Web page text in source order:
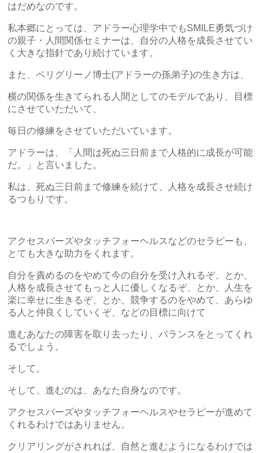
はだめなのです。
私本郷にとっては、アドラー心理学中でもSMILE勇気づけ
の親子・人間関係セミナーは、自分の人格を成長させてい
く大きな指針であり続けています。
また、ペリグリーノ博士(アドラーの孫弟子)の生き方は、
横の関係を生きてられる人間としてのモデルであり、目標
にさせていただいて、
毎日の修練をさせていただいています。
アドラーは、「人間は死ぬ三日前まで人格的に成長が可能
だ。」と言いました。
私は、死ぬ三日前まで修練を続けて、人格を成長させ続け
るつもりです。
アクセスバーズやタッチフォーヘルスなどのセラピーも、
とても大きな助力をくれます。
自分を責めるのをやめて今の自分を受け入れるぞ、とか、
人格を成長させてもっと人に優しくなるぞ、とか、人生を
楽に幸せに生きるぞ、とか、競争するのをやめて、あらゆ
る人と仲良くしていくぞ、などの目標に向けて
進むあなたの障害を取り去ったり、バランスをとってくれ
るでしょう。
そして。
そして、進むのは、あなた自身なのです。
アクセスバーズやタッチフォーヘルスやセラピーが進めて
くれるわけではありません。
クリアリングがされれば、自然と進むようになるわけでは